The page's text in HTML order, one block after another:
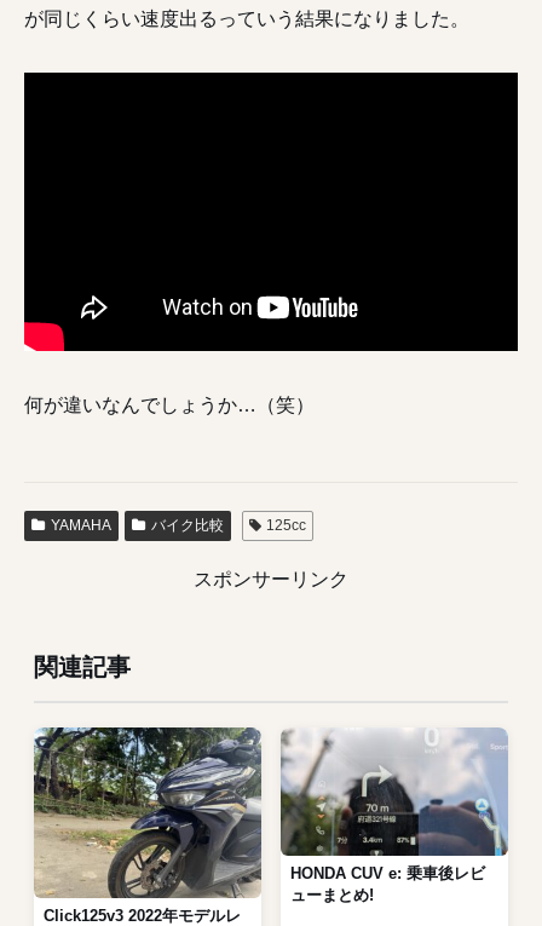
が同じくらい速度出るっていう結果になりました。
何が違いなんでしょうか…（笑）
YAMAHA バイク比較 125cc
スポンサーリンク
関連記事
Click125v3 2022年モデルレ
HONDA CUV e: 乗車後レビ
ューまとめ!